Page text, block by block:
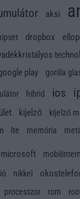
aksi
dropbox
play gorilla
hibrid ios
kijelző kijelző
lte memória
microsoft
nikkel
processzor rom